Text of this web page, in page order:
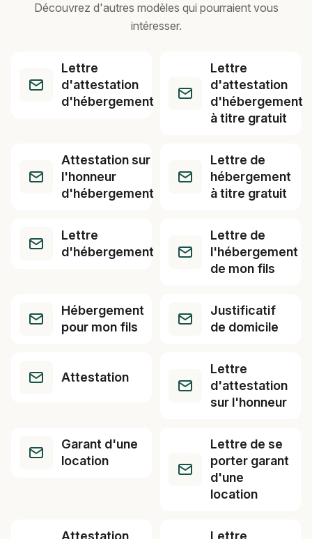
Découvrez d'autres modèles qui pourraient vous
intéresser.
Lettre
d'attestation
d'hébergement
Lettre
d'attestation
d'hébergement
à titre gratuit
Attestation sur
l'honneur
d'hébergement
Lettre de
hébergement
à titre gratuit
Lettre
d'hébergement
Lettre de
l'hébergement
de mon fils
Hébergement
pour mon fils
Justificatif
de domicile
Attestation
Lettre
d'attestation
sur l'honneur
Garant d'une
location
Lettre de se
porter garant
d'une
location
Attestation
Lettre